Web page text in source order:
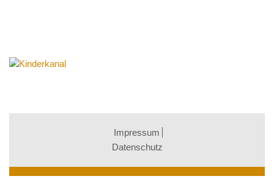
Impressum
Datenschutz